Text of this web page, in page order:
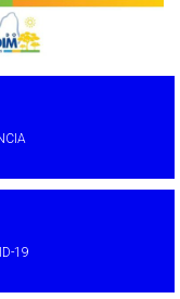
19